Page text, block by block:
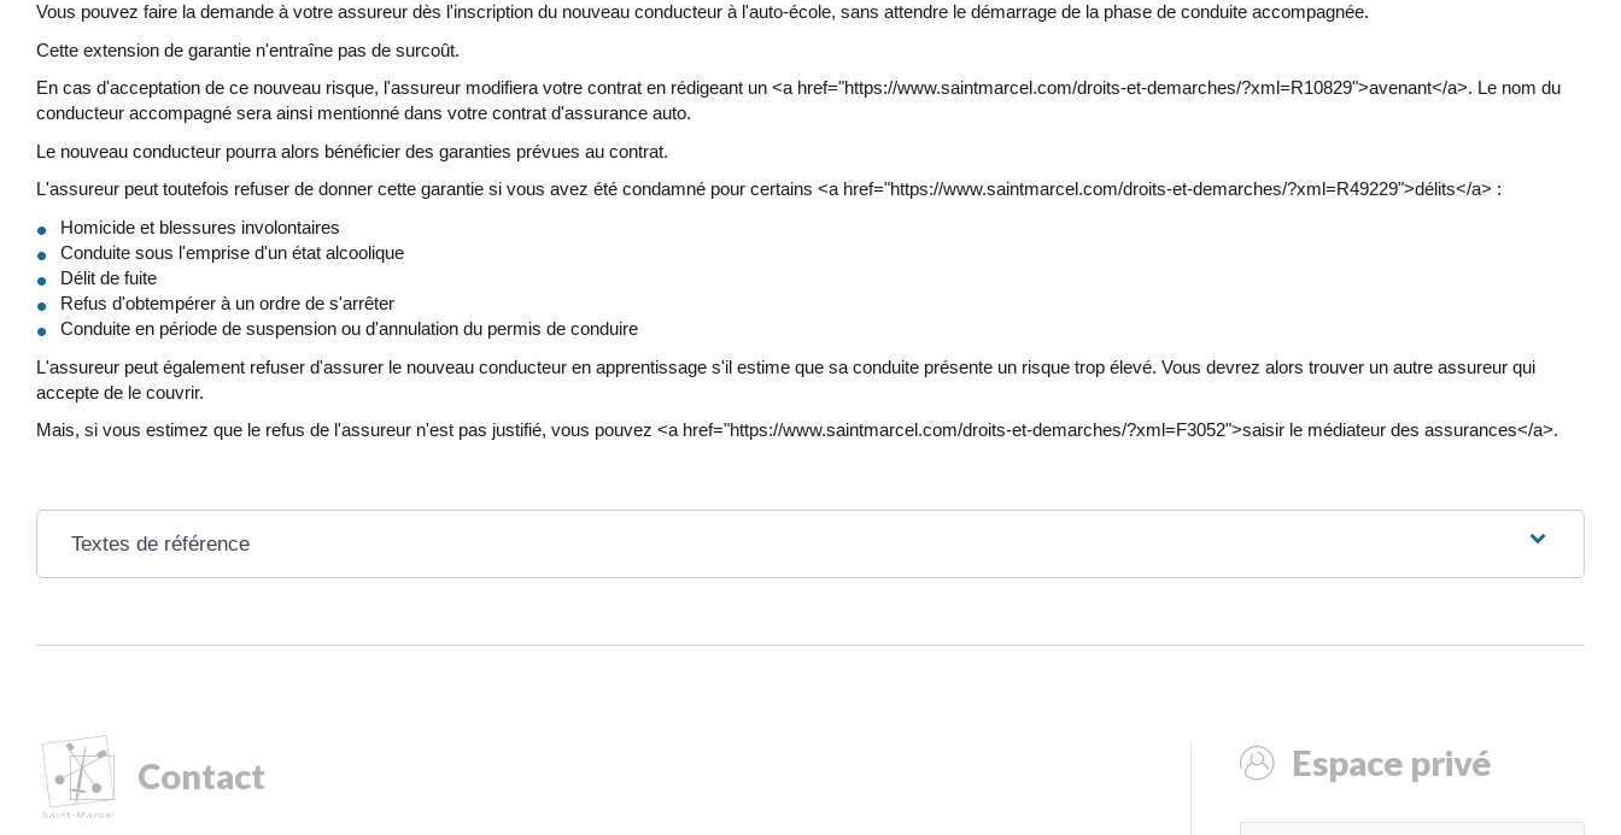
Vous pouvez faire la demande à votre assureur dès l'inscription du nouveau conducteur à l'auto-école, sans attendre le démarrage de la phase de conduite accompagnée.
Cette extension de garantie n'entraîne pas de surcoût.
En cas d'acceptation de ce nouveau risque, l'assureur modifiera votre contrat en rédigeant un <a href="https://www.saintmarcel.com/droits-et-demarches/?xml=R10829">avenant</a>. Le nom du
conducteur accompagné sera ainsi mentionné dans votre contrat d'assurance auto.
Le nouveau conducteur pourra alors bénéficier des garanties prévues au contrat.
L'assureur peut toutefois refuser de donner cette garantie si vous avez été condamné pour certains <a href="https://www.saintmarcel.com/droits-et-demarches/?xml=R49229">délits</a> :
Homicide et blessures involontaires
Conduite sous l'emprise d'un état alcoolique
Délit de fuite
Refus d'obtempérer à un ordre de s'arrêter
Conduite en période de suspension ou d'annulation du permis de conduire
L'assureur peut également refuser d'assurer le nouveau conducteur en apprentissage s'il estime que sa conduite présente un risque trop élevé. Vous devrez alors trouver un autre assureur qui
accepte de le couvrir.
Mais, si vous estimez que le refus de l'assureur n'est pas justifié, vous pouvez <a href="https://www.saintmarcel.com/droits-et-demarches/?xml=F3052">saisir le médiateur des assurances</a>.
Textes de référence
Contact Espace privé